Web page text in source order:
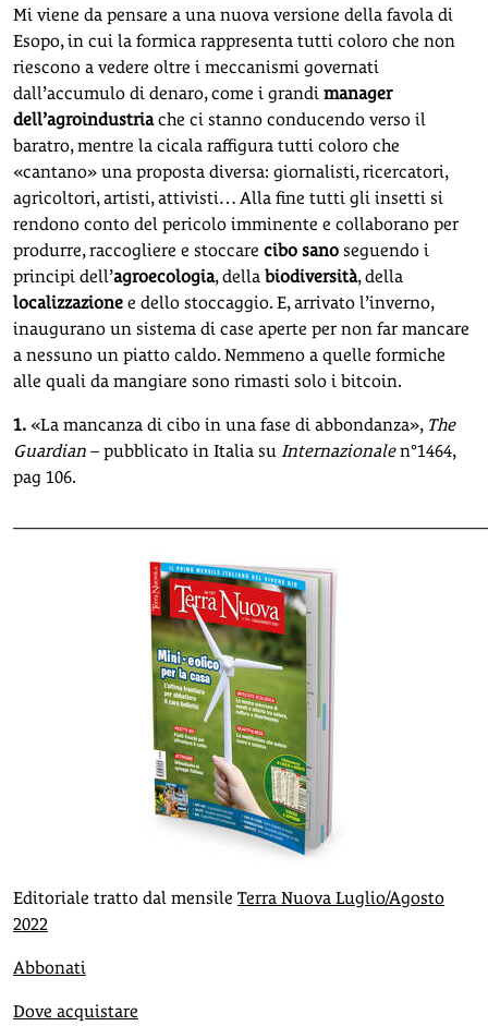
Mi viene da pensare a una nuova versione della favola di
Esopo, in cui la formica rappresenta tutti coloro che non
riescono a vedere oltre i meccanismi governati
dall’accumulo di denaro, come i grandi manager
dell’agroindustriache ci stanno conducendo verso il
baratro, mentre la cicala raffigura tutti coloro che
«cantano» una proposta diversa: giornalisti, ricercatori,
agricoltori, artisti, attivisti… Alla fine tutti gli insetti si
rendono conto del pericolo imminente e collaborano per
produrre, raccogliere e stoccare cibo sano seguendo i
principi dell’agroecologia, della biodiversità, della
localizzazione e dello stoccaggio. E, arrivato l’inverno,
inaugurano un sistema di case aperte per non far mancare
a nessuno un piatto caldo. Nemmeno a quelle formiche
alle quali da mangiare sono rimasti solo i bitcoin.
1. «La mancanza di cibo in una fase di abbondanza», The
Guardian – pubblicato in Italia su Internazionalen°1464,
pag 106.
Editoriale tratto dal mensile Terra Nuova Luglio/Agosto
2022
Abbonati
Dove acquistare